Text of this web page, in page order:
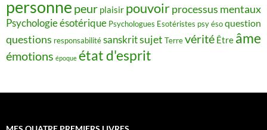
personne peur plaisir pouvoirprocessus mentaux
Psychologie ésotérique Psychologues Esotéristes psy ésoquestion
questions responsabilitésanskritsujet Terrevérité Être âme
émotions époque état d'esprit